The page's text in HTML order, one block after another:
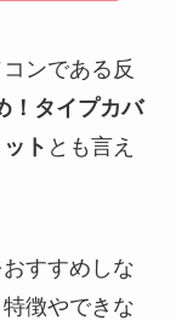
ンである反
！タイプカバ
ト とも言え
すすめしな
徴やできな